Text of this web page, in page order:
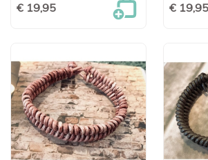
€ 19,95
€ 19,95